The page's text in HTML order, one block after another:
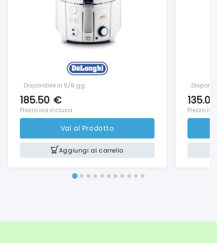
Vasca estraibile: ✓
Coperchio: Plastica con ampio oblò
Coperchio rimovibile: ✓
Interruttore On/Off: ✓
Disponibile in 5/8 gg
185.50 €
Prezzo iva inclusa
Vai al Prodotto
Aggiungi al carrello
135.00
Prezzo